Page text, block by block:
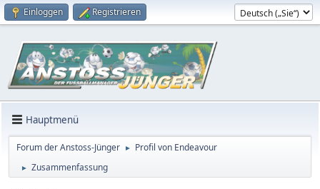
Einloggen Registrieren
Hauptmenü
Forum der Anstoss-Jünger ► Profil von Endeavour
► Zusammenfassung